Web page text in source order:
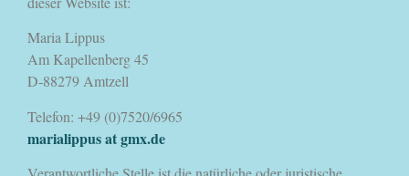
Maria Lippus
Am Kapellenberg 45
D-88279 Amtzell
Telefon: +49 (0)7520/6965
marialippus at gmx.de